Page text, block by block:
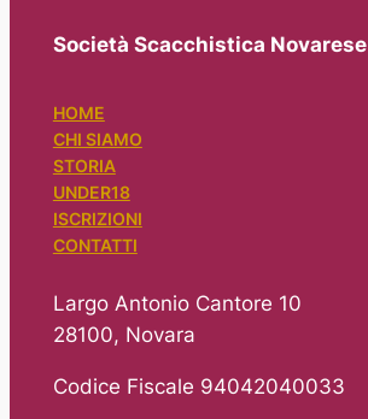
Società Scacchistica Novarese
HOME
CHI SIAMO
STORIA
UNDER18
ISCRIZIONI
CONTATTI
Largo Antonio Cantore 10
28100, Novara
Codice Fiscale 94042040033